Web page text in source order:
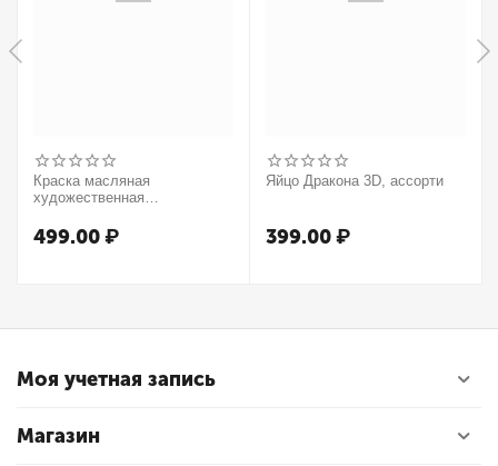
Краска масляная
художественная
37мл, туба, оранжевый
499.00₽
Яйцо Дракона 3D, ассорти
399.00₽
Моя учетная запись
Магазин